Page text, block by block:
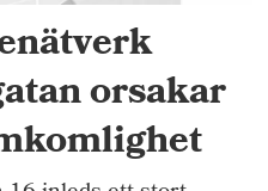
orsakar